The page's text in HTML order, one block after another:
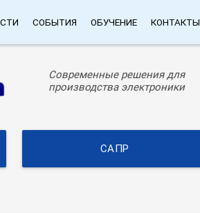
СОБЫТИЯ ОБУЧЕНИЕ КОНТАКТЫ
Современные решения для
производства электроники
САПР